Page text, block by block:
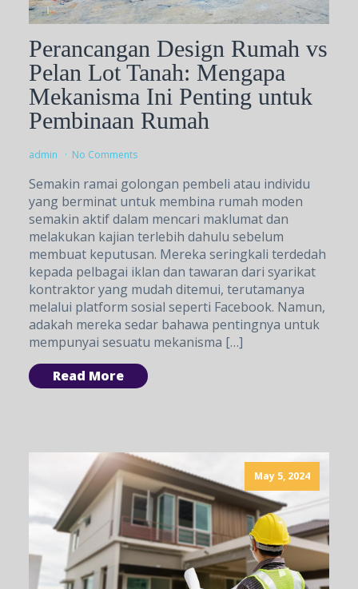
Perancangan Design Rumah vs
Pelan Lot Tanah: Mengapa
Mekanisma Ini Penting untuk
Pembinaan Rumah
admin No Comments
Semakin ramai golongan pembeli atau individu
yang berminat untuk membina rumah moden
semakin aktif dalam mencari maklumat dan
melakukan kajian terlebih dahulu sebelum
membuat keputusan. Mereka seringkali terdedah
kepada pelbagai iklan dan tawaran dari syarikat
kontraktor yang mudah ditemui, terutamanya
melalui platform sosial seperti Facebook. Namun,
adakah mereka sedar bahawa pentingnya untuk
mempunyai sesuatu mekanisma […]
Read More
May 5, 2024